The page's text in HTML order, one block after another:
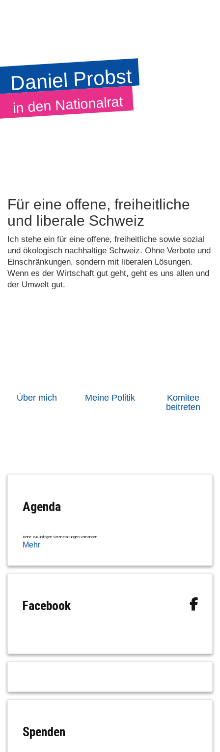
Daniel Probst
in den Nationalrat
Für eine offene, freiheitliche
und liberale Schweiz
Ich stehe ein für eine offene, freiheitliche sowie sozial
und ökologisch nachhaltige Schweiz. Ohne Verbote und
Einschränkungen, sondern mit liberalen Lösungen.
Wenn es der Wirtschaft gut geht, geht es uns allen und
der Umwelt gut.
Über mich Meine Politik
Komitee
beitreten
Agenda
Keine zukünftigen Veranstaltungen vorhanden.
Mehr
Facebook
Spenden